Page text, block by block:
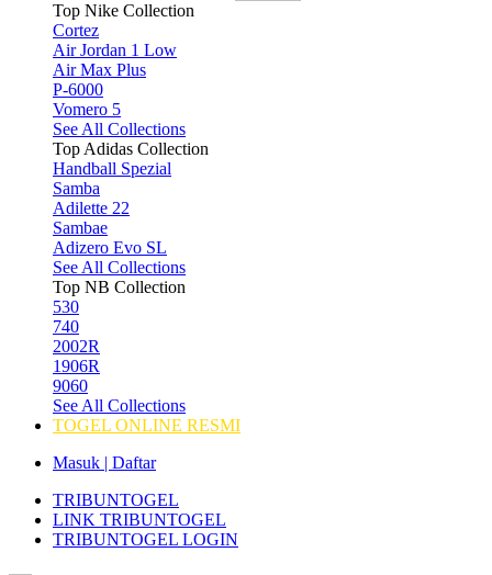
Top Nike Collection
Cortez
Air Jordan 1 Low
Air Max Plus
P-6000
Vomero 5
See All Collections
Top Adidas Collection
Handball Spezial
Samba
Adilette 22
Sambae
Adizero Evo SL
See All Collections
Top NB Collection
530
740
2002R
1906R
9060
See All Collections
TOGEL ONLINE RESMI
Masuk | Daftar
TRIBUNTOGEL
LINK TRIBUNTOGEL
TRIBUNTOGEL LOGIN